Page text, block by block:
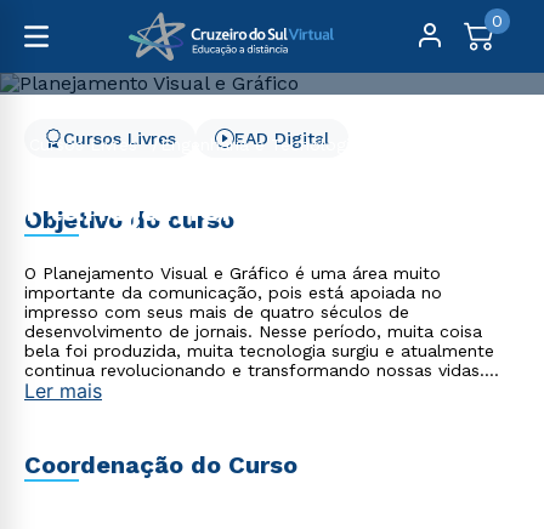
0
Cursos Livres
Engenharia e Tecnologia
Planejamento Visual e
Gráfico
Cursos Livres EAD Digital
Objetivo do curso
O Planejamento Visual e Gráfico é uma área muito
importante da comunicação, pois está apoiada no
impresso com seus mais de quatro séculos de
desenvolvimento de jornais. Nesse período, muita coisa
bela foi produzida, muita tecnologia surgiu e atualmente
continua revolucionando e transformando nossas vidas.
Pensar design gráfico é um desafio para produtos
gráfico é essencial para o sucesso de toda comunicação
visual. Desenvolver peças gráficas é uma competência
Ler mais
Coordenação do Curso